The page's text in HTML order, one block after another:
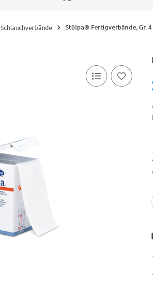
Schlauchverbände Stülpa® Fertigverbände, Gr. 4